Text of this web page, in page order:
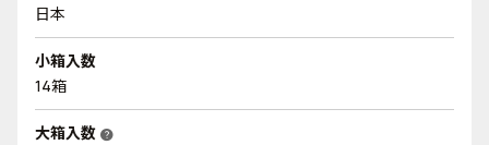
日本
小箱入数
14箱
大箱入数 help